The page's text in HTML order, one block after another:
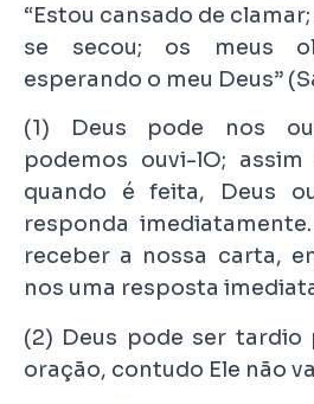
“Estou cansado de
se secou; os meus
esperando o meu Deus”
(1) Deus pode nos
podemos ouvi-lO;
quando é feita, Deus
responda
receber a nossa carta,
nos uma resposta
(2) Deus pode ser tardio
oração, contudo Ele não